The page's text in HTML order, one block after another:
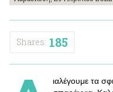
Shares: 185
ιαλέγουμε τα